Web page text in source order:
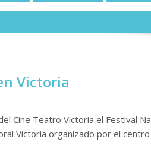
Victoria
Cine Teatro Victoria el Festival
Victoria organizado por el